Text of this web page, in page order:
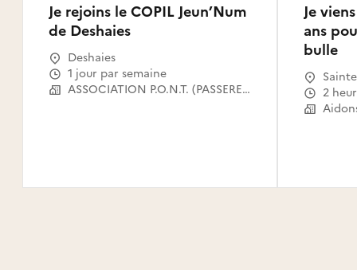
Je rejoins le COPIL Jeun’Num
de Deshaies
Deshaies
1 jour par semaine
ASSOCIATION P.O.N.T. (PASSERELLES OUVERTES VERS LE NUMERIQUE POUR TOUS)
Je
ans
bulle
2